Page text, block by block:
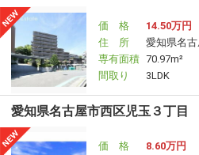
価 格
14.50万円
住 所
愛知県名
専有面積 70.97m²
間取り
3LDK
愛知県名古屋市西区児玉３丁目
価 格
8.60万円